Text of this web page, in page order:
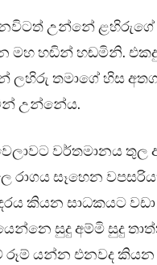
උන්නේ
මහ හඬින් හඬමිනි.
තමාගේ හිස
උන්නේය.
වර්තමානය තුල
රාගය සෑහෙන
කියන සාධකයට
සුදු අම්මි සුදු
යන්න එනවද කියන